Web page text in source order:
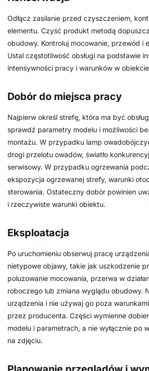
Odłącz zasilanie przed czyszczeniem,
elementu. Czyść produkt metodą
obudowy. Kontroluj mocowanie, przewód i
Ustal częstotliwość obsługi na podstawie
intensywności pracy i warunków w
Dobór do miejsca pracy
Najpierw określ strefę, która ma być
sprawdź parametry modelu i możliwości
montażu. W przypadku lamp
drogi przelotu owadów, światło
serwisowy. W przypadku ogrzewania
ekspozycja ogrzewanej strefy, warunki
sterowania. Ostateczny dobór powinien
i rzeczywiste warunki obiektu.
Eksploatacja
Po uruchomieniu obserwuj pracę
nietypowe objawy, takie jak uszkodzenie
poluzowanie mocowania, przerwa w
roboczego lub zmiana wyglądu obudowy.
urządzenia i nie używaj go poza
przez producenta. Części wymienne
modelu i parametrach, a nie wyłącznie po
na zdjęciu.